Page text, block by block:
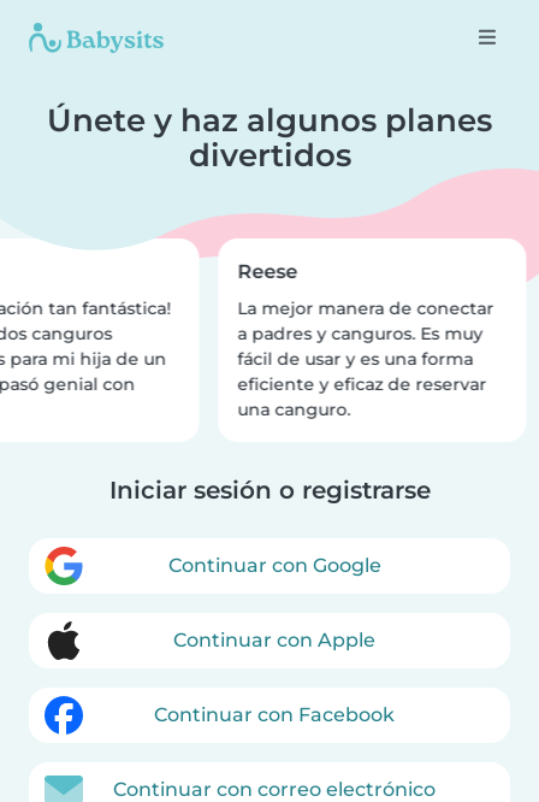
Únete y haz algunos planes
divertidos
tan fantástica!
canguros
para mi hija de un
genial con
Reese
La mejor manera de conectar
a padres y canguros. Es muy
fácil de usar y es una forma
eficiente y eficaz de reservar
una canguro.
Iniciar sesión o registrarse
Continuar con Google
Continuar con Apple
Continuar con Facebook
Continuar con correo electrónico